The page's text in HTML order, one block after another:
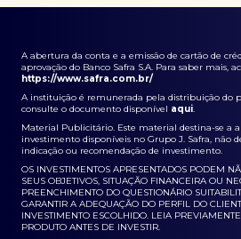
A abertura da conta e a emissão de cartão de
aprovação do Banco Safra S.A. Para saber mais,
https://www.safra.com.br/
A instituição é remunerada pela distribuição do
consulte o documento disponível aqui.
Material Publicitário. Este material destina-se a
investimento disponíveis no Grupo J. Safra, não
indicação ou recomendação de investimento.
OS INVESTIMENTOS APRESENTADOS PODEM
SEUS OBJETIVOS, SITUAÇÃO FINANCEIRA OU
PREENCHIMENTO DO QUESTIONÁRIO
GARANTIR A ADEQUAÇÃO DO PERFIL DO
INVESTIMENTO ESCOLHIDO. LEIA
PRODUTO ANTES DE INVESTIR.